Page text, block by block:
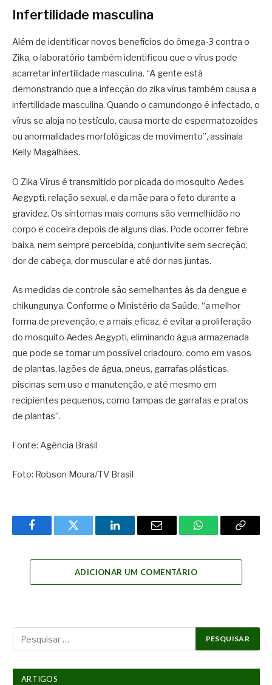
Infertilidade masculina
Além de identificar novos benefícios do ômega-3 contra o
Zika, o laboratório também identificou que o vírus pode
acarretar infertilidade masculina. “A gente está
demonstrando que a infecção do zika vírus também causa a
infertilidade masculina. Quando o camundongo é infectado, o
vírus se aloja no testículo, causa morte de espermatozoides
ou anormalidades morfológicas de movimento”, assinala
Kelly Magalhães.
O Zika Vírus é transmitido por picada do mosquito Aedes
Aegypti, relação sexual, e da mãe para o feto durante a
gravidez. Os sintomas mais comuns são vermelhidão no
corpo e coceira depois de alguns dias. Pode ocorrer febre
baixa, nem sempre percebida, conjuntivite sem secreção,
dor de cabeça, dor muscular e até dor nas juntas.
As medidas de controle são semelhantes às da dengue e
chikungunya. Conforme o Ministério da Saúde, “a melhor
forma de prevenção, e a mais eficaz, é evitar a proliferação
do mosquito Aedes Aegypti, eliminando água armazenada
que pode se tornar um possível criadouro, como em vasos
de plantas, lagões de água, pneus, garrafas plásticas,
piscinas sem uso e manutenção, e até mesmo em
recipientes pequenos, como tampas de garrafas e pratos
de plantas”.
Fonte: Agência Brasil
Foto: Robson Moura/TV Brasil
FacebookTwitter LinkedInEmail WhatsAppCopy
ADICIONAR UM COMENTÁRIO
ARTIGOS